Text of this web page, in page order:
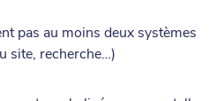
pas au moins deux systèmes
site, recherche…)